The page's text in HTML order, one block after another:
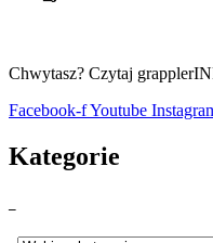
Chwytasz? Czytaj
Facebook-fYoutube
Kategorie